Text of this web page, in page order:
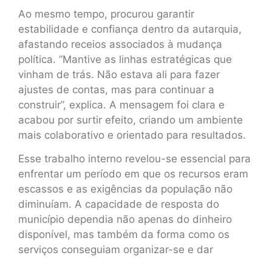
Ao mesmo tempo, procurou garantir
estabilidade e confiança dentro da autarquia,
afastando receios associados à mudança
política. “Mantive as linhas estratégicas que
vinham de trás. Não estava ali para fazer
ajustes de contas, mas para continuar a
construir”, explica. A mensagem foi clara e
acabou por surtir efeito, criando um ambiente
mais colaborativo e orientado para resultados.
Esse trabalho interno revelou-se essencial para
enfrentar um período em que os recursos eram
escassos e as exigências da população não
diminuíam. A capacidade de resposta do
município dependia não apenas do dinheiro
disponível, mas também da forma como os
serviços conseguiam organizar-se e dar